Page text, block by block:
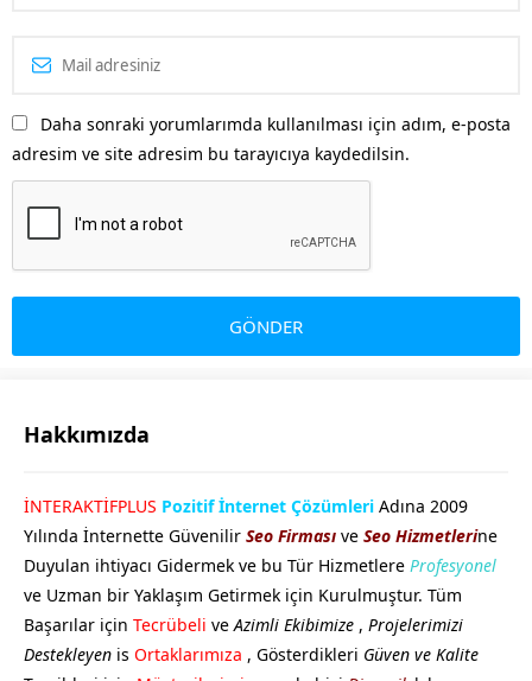
Daha sonraki yorumlarımda kullanılması için adım, e-posta
adresim ve site adresim bu tarayıcıya kaydedilsin.
Hakkımızda
İNTERAKTİFPLUS Pozitif İnternet Çözümleri Adına 2009
Yılında İnternette Güvenilir Seo Firması ve Seo Hizmetlerine
Duyulan ihtiyacı Gidermek ve bu Tür Hizmetlere Profesyonel
ve Uzman bir Yaklaşım Getirmek için Kurulmuştur. Tüm
Başarılar için Tecrübeli veAzimli Ekibimize , Projelerimizi
Destekleyen is Ortaklarımıza , Gösterdikleri Güven ve Kalite
GÖKHAN GÖKMEN